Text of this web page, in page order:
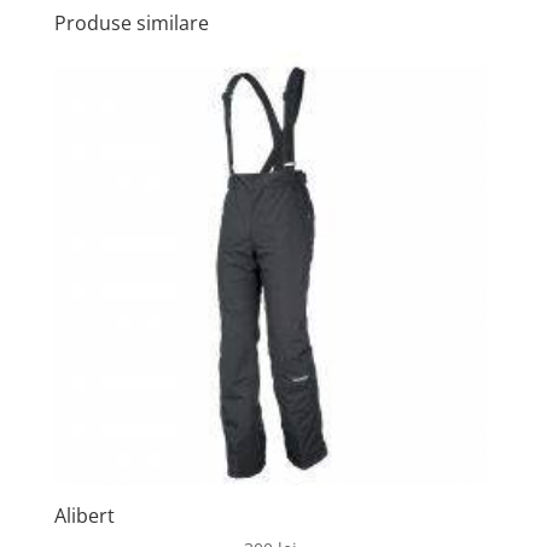
Produse similare
Alibert